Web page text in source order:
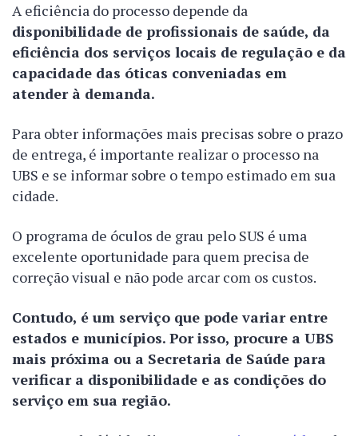
A eficiência do processo depende da
disponibilidade de profissionais de saúde, da
eficiência dos serviços locais de regulação e da
capacidade das óticas conveniadas em
atender à demanda.
Para obter informações mais precisas sobre o prazo
de entrega, é importante realizar o processo na
UBS e se informar sobre o tempo estimado em sua
cidade.
O programa de óculos de grau pelo SUS é uma
excelente oportunidade para quem precisa de
correção visual e não pode arcar com os custos.
Contudo, é um serviço que pode variar entre
estados e municípios. Por isso, procure a UBS
mais próxima ou a Secretaria de Saúde para
verificar a disponibilidade e as condições do
serviço em sua região.